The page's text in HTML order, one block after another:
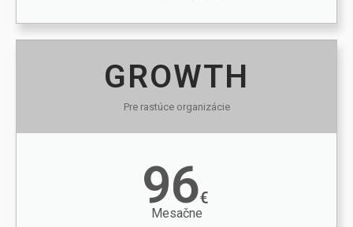
GROWTH
Pre rastúce organizácie
96€
Mesačne